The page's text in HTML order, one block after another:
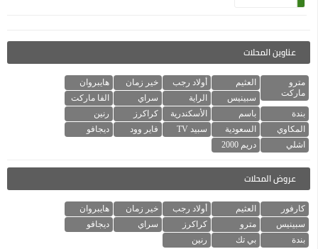
عناوين المحلات
مترو
ماركت
العثيم أولاد رجب خير زمان
هايبروان
سبينيس
الراية سراي
الفا ماركت
بندة
باسم الأسكندرية كراكرز
رنين
المكاوي
السعودية سبيد TV فاير وود
ديجافو
اشلي
دريم 2000
عروض المحلات
كارفور العثيم أولاد رجب خير زمان
هايبروان
سبينيس
مترو كراكرز سراي
ديجافو
بندة
بي تك رنين